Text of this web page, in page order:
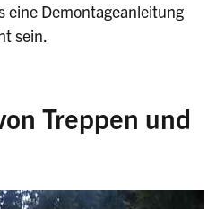
eine Demontageanleitung
sein.
Treppen und